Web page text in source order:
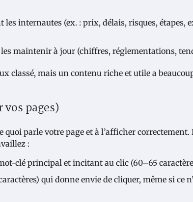
internautes (ex. : prix, délais, risques, étapes,
maintenir à jour (chiffres, réglementations,
classé, mais un contenu riche et utile a
vos pages)
parle votre page et à l’afficher correctement.
:
clé principal et incitant au clic (60–65
qui donne envie de cliquer, même si ce